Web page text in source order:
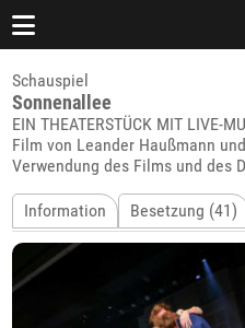
Schauspiel
Sonnenallee
EIN THEATERSTÜCK MIT LIVE-
Film von Leander Haußmann
Verwendung des Films und des
Information Besetzung (41)